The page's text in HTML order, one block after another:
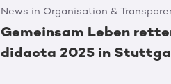
News in Organisation &
Gemeinsam Leben
didacta 2025 in